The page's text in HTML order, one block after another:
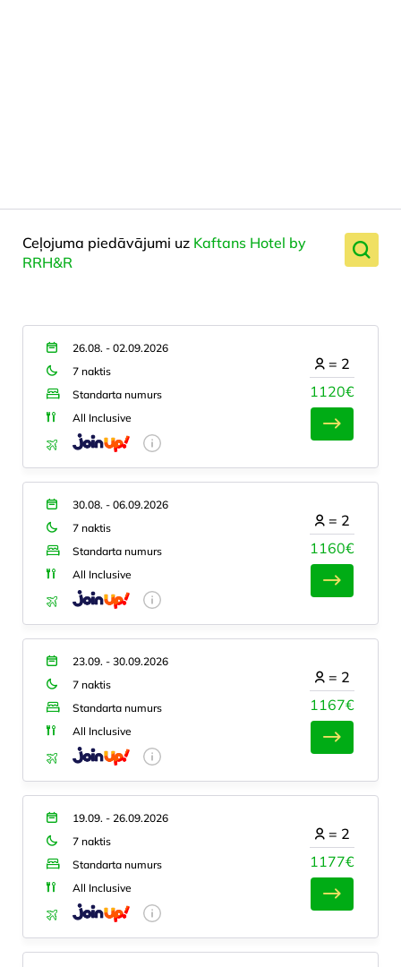
Ceļojuma piedāvājumi uz Kaftans Hotel by
RRH&R
26.08. - 02.09.2026
7 naktis
Standarta numurs
All Inclusive
1120€
= 2
30.08. - 06.09.2026
7 naktis
Standarta numurs
All Inclusive
1160€
= 2
23.09. - 30.09.2026
7 naktis
Standarta numurs
All Inclusive
1167€
= 2
19.09. - 26.09.2026
7 naktis
Standarta numurs
All Inclusive
1177€
= 2